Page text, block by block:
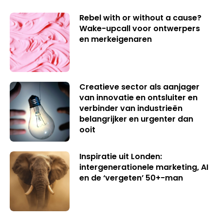
Rebel with or without a cause?
Wake-upcall voor ontwerpers
en merkeigenaren
Creatieve sector als aanjager
van innovatie en ontsluiter en
verbinder van industrieën
belangrijker en urgenter dan
ooit
Inspiratie uit Londen:
intergenerationele marketing, AI
en de ‘vergeten’ 50+-man